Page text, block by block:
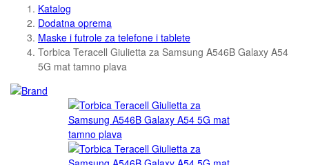
Katalog
Dodatna oprema
Maske i futrole za telefone i tablete
Torbica Teracell Giulietta za Samsung A546B Galaxy A54
5G mat tamno plava